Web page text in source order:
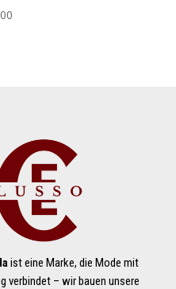
ist eine Marke, die Mode mit
verbindet – wir bauen unsere